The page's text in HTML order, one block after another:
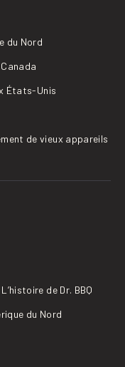
du Nord
États-Unis
de vieux appareils
de Dr. BBQ
du Nord